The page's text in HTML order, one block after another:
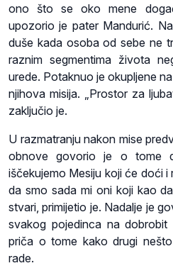
ono što se oko mene
upozorio je pater Mandurić.
duše kada osoba od sebe ne
raznim segmentima života
urede. Potaknuo je okupljene
njihova misija. „Prostor za
zaključio je.
U razmatranju nakon mise
obnove govorio je o tome
iščekujemo Mesiju koji će doći i
da smo sada mi oni koji kao
stvari, primijetio je. Nadalje je
svakog pojedinca na
priča o tome kako drugi
rade.